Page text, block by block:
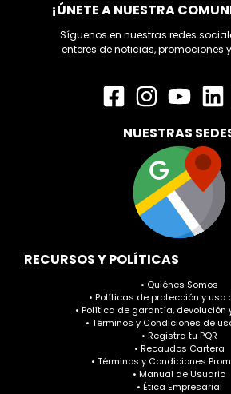
¡ÚNETE A NUESTRA
Síguenos en nuestras redes
enteres de noticias, promociones
NUESTRAS
RECURSOS Y POLÍTICAS
• Quiénes Somos
• Políticas de protección y uso
• Política de garantía, devolución
• Términos y Condiciones de
• Registra tu PQR
• Recaudos Cartera
• Términos y Condiciones
• Manual de Usuario
• Ética Empresarial